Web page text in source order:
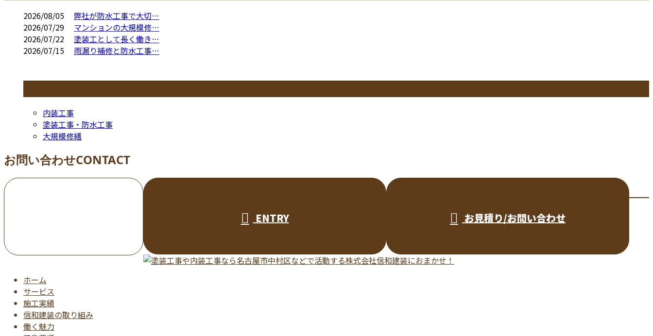
2026/08/05
弊社が防水工事で大切…
2026/07/29
マンションの大規模修…
2026/07/22
塗装工として長く働き…
2026/07/15
雨漏り補修と防水工事…
内装工事
塗装工事・防水工事
大規模修繕
お問い合わせCONTACT
ENTRY お見積り/お問い合わせ
ホーム
サービス
施工実績
信和建装の取り組み
働く魅力